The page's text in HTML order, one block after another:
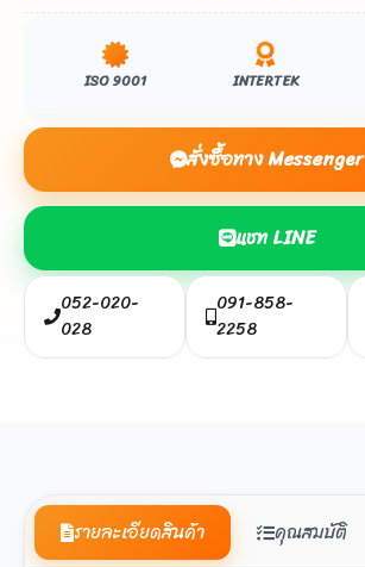
ISO 9001 INTERTEK
สั่งซื้อทาง Messenger
แชท LINE
052-020-
028
091-858-
2258
รายละเอียดสินค้า คุณสมบัติ